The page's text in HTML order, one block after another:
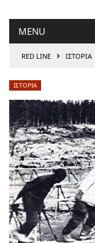
MENU
RED LINE › ΙΣΤΟΡΙΑ
ΙΣΤΟΡΙΑ